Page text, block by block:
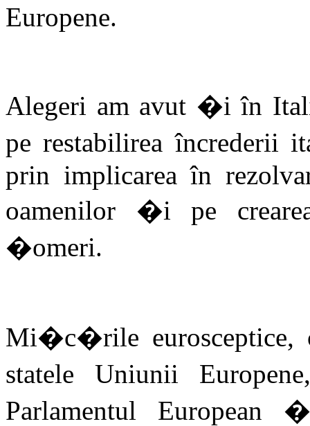
Europene.
Alegeri am avut �i în
pe restabilirea
prin implicarea în
oamenilor �i pe
�omeri.
Mi�c�rile eurosceptice,
statele Uniunii
Parlamentul